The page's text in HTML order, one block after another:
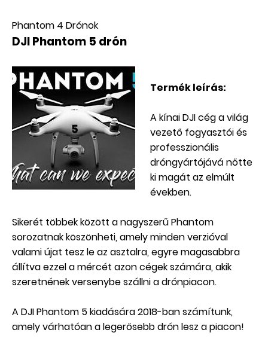
Phantom 4 Drónok
DJI Phantom 5 drón
Termék leírás:
A kínai DJI cég a világ
vezető fogyasztói és
professzionális
dróngyártójává nőtte
ki magát az elmúlt
években.
Sikerét többek között a nagyszerű Phantom
sorozatnak köszönheti, amely minden verzióval
valami újat tesz le az asztalra, egyre magasabbra
állítva ezzel a mércét azon cégek számára, akik
szeretnének versenybe szállni a drónpiacon.
A DJI Phantom 5 kiadására 2018-ban számítunk,
amely várhatóan a legerősebb drón lesz a piacon!